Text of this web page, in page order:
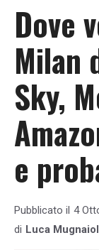
Dove
Milan
Sky,
e
Pubblicato il 4
di Luca